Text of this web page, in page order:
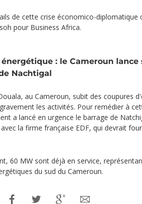
de cette crise économico-diplomatique
pour Business Africa.
: le Cameroun
Nachtigal
au Cameroun, subit des coupures
les activités. Pour remédier à
a lancé en urgence le barrage de
la firme française EDF, qui devrait
60 MW sont déjà en service,
du sud du Cameroun.